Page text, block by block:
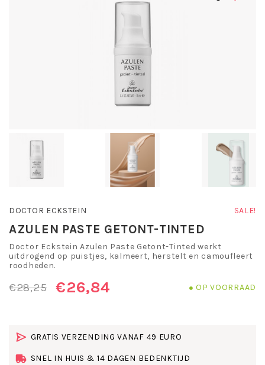
DOCTOR ECKSTEIN SALE!
AZULEN PASTE GETONT-TINTED
Doctor Eckstein Azulen Paste Getont-Tinted werkt
uitdrogend op puistjes, kalmeert, herstelt en camoufleert
roodheden.
€28,25 €26,84 OP VOORRAAD
GRATIS VERZENDING VANAF 49 EURO
SNEL IN HUIS & 14 DAGEN BEDENKTIJD